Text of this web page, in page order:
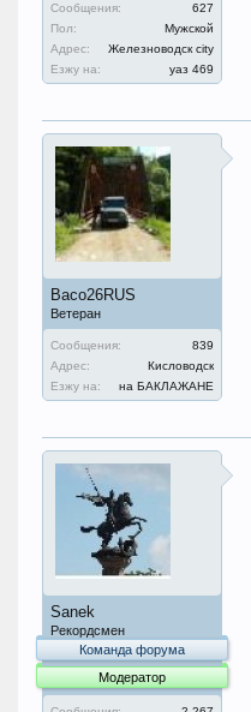
Сообщения:
627
Пол:
Мужской
Адрес:
Железноводск city
Езжу на:
уаз 469
Васо26RUS
Ветеран
Сообщения:
839
Адрес:
Кисловодск
Езжу на:
на БАКЛАЖАНЕ
Sanek
Рекордсмен
Команда форума
Модератор